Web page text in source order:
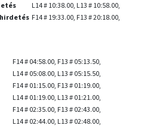
L14 # 10:38.00, L13 # 10:58.00,
F14 # 19:33.00, F13 # 20:18.00,
F14 # 04:58.00, F13 # 05:13.50,
L14 # 05:08.00, L13 # 05:15.50,
F14 # 01:15.00, F13 # 01:19.00,
L14 # 01:19.00, L13 # 01:21.00,
F14 # 02:35.00, F13 # 02:43.00,
L14 # 02:44.00, L13 # 02:48.00,